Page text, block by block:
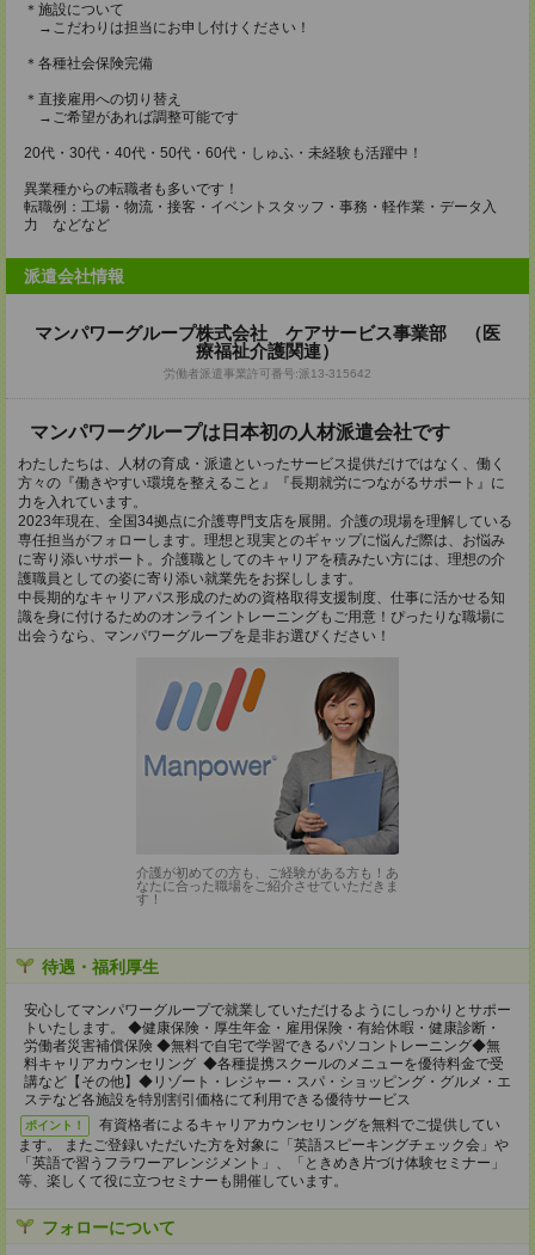
＊施設について
→こだわりは担当にお申し付けください！
＊各種社会保険完備
＊直接雇用への切り替え
→ご希望があれば調整可能です
20代・30代・40代・50代・60代・しゅふ・未経験も活躍中！
異業種からの転職者も多いです！
転職例：工場・物流・接客・イベントスタッフ・事務・軽作業・データ入
力 などなど
派遣会社情報
マンパワーグループ株式会社 ケアサービス事業部 （医
療福祉介護関連）
労働者派遣事業許可番号:派13-315642
マンパワーグループは日本初の人材派遣会社です
わたしたちは、人材の育成・派遣といったサービス提供だけではなく、働く
方々の『働きやすい環境を整えること』『長期就労につながるサポート』に
力を入れています。
2023年現在、全国34拠点に介護専門支店を展開。介護の現場を理解している
専任担当がフォローします。理想と現実とのギャップに悩んだ際は、お悩み
に寄り添いサポート。介護職としてのキャリアを積みたい方には、理想の介
護職員としての姿に寄り添い就業先をお探しします。
中長期的なキャリアパス形成のための資格取得支援制度、仕事に活かせる知
識を身に付けるためのオンライントレーニングもご用意！ぴったりな職場に
出会うなら、マンパワーグループを是非お選びください！
介護が初めての方も、ご経験がある方も！あ
なたに合った職場をご紹介させていただきま
す！
待遇・福利厚生
安心してマンパワーグループで就業していただけるようにしっかりとサポー
トいたします。 ◆健康保険・厚生年金・雇用保険・有給休暇・健康診断・
労働者災害補償保険 ◆無料で自宅で学習できるパソコントレーニング◆無
料キャリアカウンセリング ◆各種提携スクールのメニューを優待料金で受
講など【その他】◆リゾート・レジャー・スパ・ショッピング・グルメ・エ
ステなど各施設を特別割引価格にて利用できる優待サービス
ポイント！
有資格者によるキャリアカウンセリングを無料でご提供してい
ます。 またご登録いただいた方を対象に「英語スピーキングチェック会」や
「英語で習うフラワーアレンジメント」、「ときめき片づけ体験セミナー」
等、楽しくて役に立つセミナーも開催しています。
フォローについて